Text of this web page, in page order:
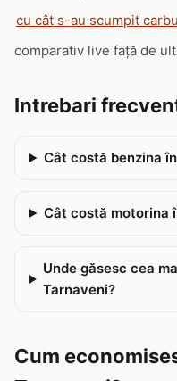
cu cât s-au scumpit
comparativ live față de
Intrebari
Cât costă benzina
Cât costă motorina
Unde găsesc cea
Tarnaveni?
Cum